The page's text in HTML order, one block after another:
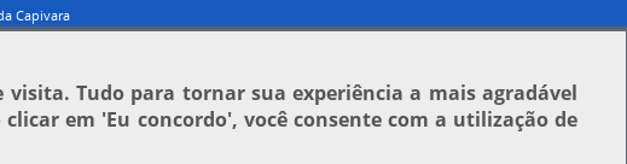
Capivara
Tudo para tornar sua experiência a mais agradável
clicar em 'Eu concordo', você consente com a utilização de